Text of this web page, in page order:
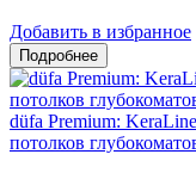
Добавить в избранное
düfa Premium:
потолков